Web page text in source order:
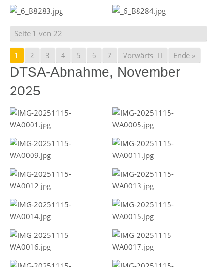
Seite 1 von 22
1 2 3 4 5 6 7 Vorwärts Ende »
DTSA-Abnahme, November
2025